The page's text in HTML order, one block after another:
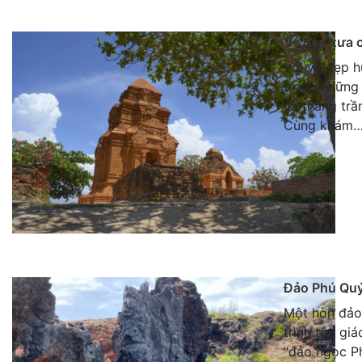
Vẻ đẹp xưa
Với vẻ đẹp
trong những
và thăng
Cùng
Đảo Phú
Một hòn
trình tôn
“đảo ngọc